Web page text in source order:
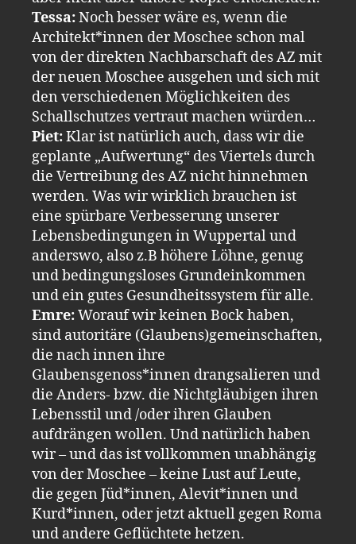
Tessa:Noch besser wäre es, wenn die
Architekt*innen der Moschee schon mal
von der direkten Nachbarschaft des AZ mit
der neuen Moschee ausgehen und sich mit
den verschiedenen Möglichkeiten des
Schallschutzes vertraut machen würden…
Piet:Klar ist natürlich auch, dass wir die
geplante „Aufwertung“ des Viertels durch
die Vertreibung des AZ nicht hinnehmen
werden. Was wir wirklich brauchen ist
eine spürbare Verbesserung unserer
Lebensbedingungen in Wuppertal und
anderswo, also z.B höhere Löhne, genug
und bedingungsloses Grundeinkommen
und ein gutes Gesundheitssystem für alle.
Emre:Worauf wir keinen Bock haben,
sind autoritäre (Glaubens)gemeinschaften,
die nach innen ihre
Glaubensgenoss*innen drangsalieren und
die Anders- bzw. die Nichtgläubigen ihren
Lebensstil und /oder ihren Glauben
aufdrängen wollen. Und natürlich haben
wir – und das ist vollkommen unabhängig
von der Moschee – keine Lust auf Leute,
die gegen Jüd*innen, Alevit*innen und
Kurd*innen, oder jetzt aktuell gegen Roma
und andere Geflüchtete hetzen.